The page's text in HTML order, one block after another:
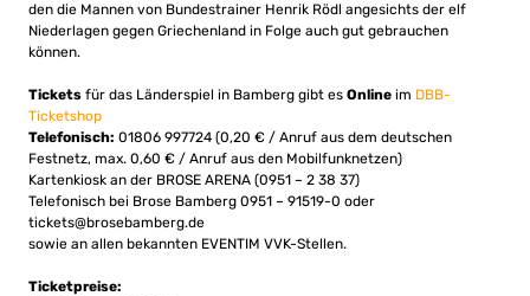
den die Mannen von Bundestrainer Henrik Rödl angesichts der elf
Niederlagen gegen Griechenland in Folge auch gut gebrauchen
können.
Tickets für das Länderspiel in Bamberg gibt es Online im DBB-
Ticketshop
Telefonisch: 01806 997724 (0,20 € / Anruf aus dem deutschen
Festnetz, max. 0,60 € / Anruf aus den Mobilfunknetzen)
Kartenkiosk an der BROSE ARENA (0951 – 2 38 37)
Telefonisch bei Brose Bamberg 0951 – 91519-0 oder
tickets@brosebamberg.de
sowie an allen bekannten EVENTIM VVK-Stellen.
Ticketpreise: